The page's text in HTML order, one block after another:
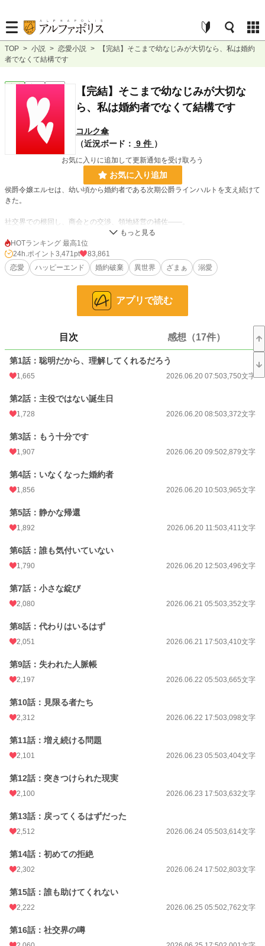
TOP > 小説 > 恋愛小説 >
【完結】そこまで幼なじみが大切なら、私は婚約
者でなくて結構です
恋愛 完結 長編
【完結】そこまで幼なじみが大切な
ら、私は婚約者でなくて結構です
コルク傘
（近況ボード： 9 件 ）
お気に入りに追加して更新通知を受け取ろう
お気に入り追加
侯爵令嬢エルセは、幼い頃から婚約者である次期公爵ラインハルトを支え続けて
きた。
社交界での根回し、商会との交渉、領地経営の補佐――。
不器用な彼に代わり、誰にも気づかれない場所で公爵家を支えてきたのは、いつ
だってエルセだった。
けれどラインハルトが最優先するのは、体の弱い幼なじみの男爵令嬢ミーナ。
「ミーナは家族同然なんだ」
「君は聡明なんだから理解してくれるだろう？」
その言葉を何度も聞かされるうちに、エルセの心は少しずつ冷えていった。
そして十八歳の誕生会の日。
主役であるはずの自分を置き去りにし、ラインハルトはまたミーナのもとへ駆け
出していく。
――もう、十分です。
翌朝、エルセは婚約指輪と大量の書類を残し、静かに去った。
商会は離れ、人材は流出し、社交界の評価も急落していく。
一方、新たな土地で能力を認められたエルセは、彼女を一人の人間として尊重し
失って初めて気づいた後悔。
語。
小説 360 位 / 228,704 件
お気に入り
文字数
更新日時 2026.07.17 05:50
初回公開日時
初回完結日時 2026.07.18 00:54
週間ポイント
月間ポイント 1,384,292 pt (13 位)
3,026,092 pt (1,609 位)
HOTランキング 最高1位
24h.ポイント 3,471pt
83,861
恋愛
ハッピーエンド 婚約破棄 異世界 ざまぁ 溺愛
アプリで読む
目次 感想（17件）
第1話：聡明だから、理解してくれるだろう
1,665 2026.06.20 07:503,750文字
第2話：主役ではない誕生日
1,728 2026.06.20 08:503,372文字
第3話：もう十分です
1,907 2026.06.20 09:502,879文字
第4話：いなくなった婚約者
1,856 2026.06.20 10:503,965文字
第5話：静かな帰還
1,892 2026.06.20 11:503,411文字
第6話：誰も気付いていない
1,790 2026.06.20 12:503,496文字
第7話：小さな綻び
2,080 2026.06.21 05:503,352文字
第8話：代わりはいるはず
2,051 2026.06.21 17:503,410文字
第9話：失われた人脈帳
2,197 2026.06.22 05:503,665文字
第10話：見限る者たち
2,312 2026.06.22 17:503,098文字
第11話：増え続ける問題
2,101 2026.06.23 05:503,404文字
第12話：突きつけられた現実
2,100 2026.06.23 17:503,632文字
第13話：戻ってくるはずだった
2,512 2026.06.24 05:503,614文字
第14話：初めての拒絶
2,302 2026.06.24 17:502,803文字
第15話：誰も助けてくれない
2,222 2026.06.25 05:502,762文字
第16話：社交界の噂